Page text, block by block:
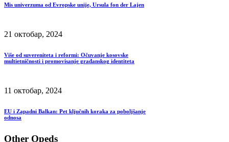
Mis univerzuma od Evropske unije, Ursula fon der Lajen
21 октобар, 2024
Više od suvereniteta i reformi: Očuvanje kosovske
multietničnosti i promovisanje građanskog identiteta
11 октобар, 2024
EU i Zapadni Balkan: Pet ključnih koraka za poboljšanje
odnosa
Other Opeds